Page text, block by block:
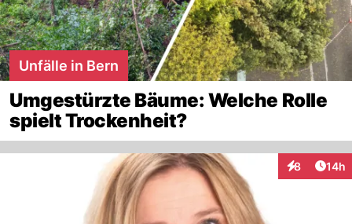
Unfälle in Bern
Umgestürzte Bäume: Welche Rolle
spielt Trockenheit?
8
Interaktionen
14h